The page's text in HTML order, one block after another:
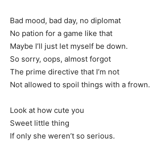
Bad mood, bad day, no diplomat
No pation for a game like that
Maybe I’ll just let myself be down.
So sorry, oops, almost forgot
The prime directive that I’m not
Not allowed to spoil things with a frown.
Look at how cute you
Sweet little thing
If only she weren’t so serious.